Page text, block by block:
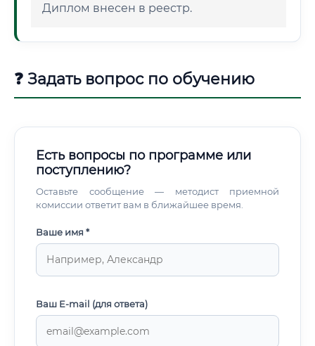
Диплом внесен в реестр.
❓ Задать вопрос по обучению
Есть вопросы по программе или
поступлению?
Оставьте сообщение — методист приемной
комиссии ответит вам в ближайшее время.
Ваше имя *
Ваш E-mail (для ответа)